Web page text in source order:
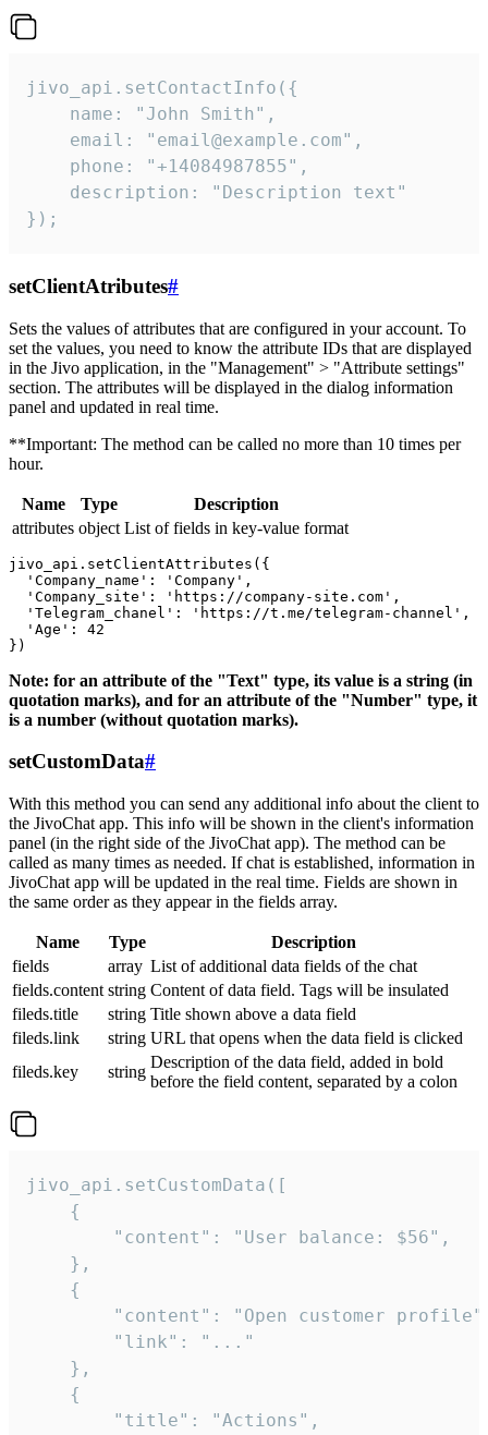
jivo_api.setContactInfo({
    name: "John Smith",
    email: "email@example.com",
    phone: "+14084987855",
    description: "Description text"
});
setClientAtributes#
Sets the values ​​of attributes that are configured in your account. To
set the values, you need to know the attribute IDs that are displayed
in the Jivo application, in the "Management" > "Attribute settings"
section. The attributes will be displayed in the dialog information
panel and updated in real time.
**Important: The method can be called no more than 10 times per
hour.
Name Type
Description
attributes object List of fields in key-value format
jivo_api.setClientAttributes({
  'Company_name': 'Company',
  'Company_site': 'https://company-site.com',
  'Telegram_chanel': 'https://t.me/telegram-channel',
  'Age': 42
Note: for an attribute of the "Text" type, its value is a string (in
quotation marks), and for an attribute of the "Number" type, it
is a number (without quotation marks).
setCustomData#
With this method you can send any additional info about the client to
the JivoChat app. This info will be shown in the client's information
panel (in the right side of the JivoChat app). The method can be
called as many times as needed. If chat is established, information in
JivoChat app will be updated in the real time. Fields are shown in
the same order as they appear in the fields array.
Name Type
Description
fields
array List of additional data fields of the chat
fields.content string Content of data field. Tags will be insulated
fileds.title
string Title shown above a data field
fileds.link
string URL that opens when the data field is clicked
fileds.key
string
Description of the data field, added in bold
before the field content, separated by a colon
jivo_api.setCustomData([
    {
        "content": "User balance: $56",
    },
    {
"content": "Open customer
        "link": "..."
    },
    {
        "title": "Actions",